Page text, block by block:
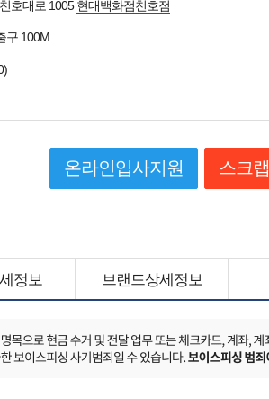
호대로 1005현대백화점천호점
구 100M
온라인입사지원 스크랩
정보 브랜드상세정보